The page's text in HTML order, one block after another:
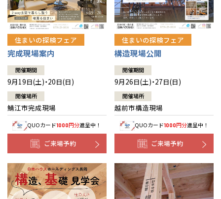
住まいの探検フェア
完成現場案内
開催期間
9月19日(土)・20日(日)
開催場所
鯖江市完成現場
QUOカード1000円分進呈中！
ご来場予約
住まいの探検フェア
構造現場公開
開催期間
9月26日(土)・27日(日)
開催場所
越前市構造現場
QUOカード1000円分進呈中！
ご来場予約